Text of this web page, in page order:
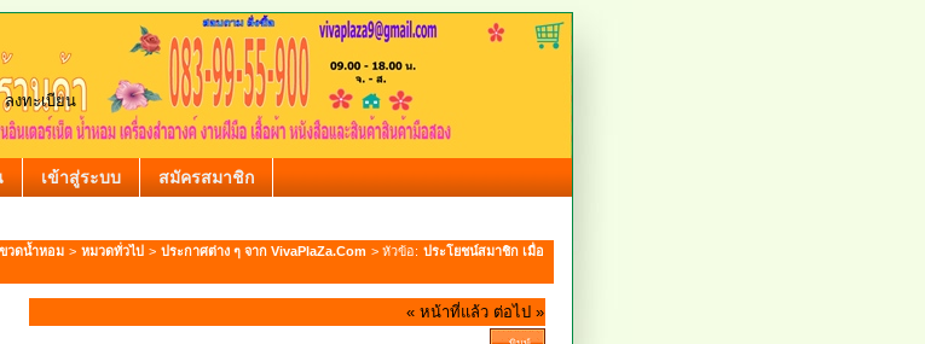
ลงทะเบียน
เข้าสู่ระบบ สมัครสมาชิก
วดน้ำหอม > หมวดทั่วไป > ประกาศต่าง ๆ จาก VivaPlaZa.Com > หัวข้อ: ประโยชน์สมาชิก เมื่อ
« หน้าที่แล้ว ต่อไป »